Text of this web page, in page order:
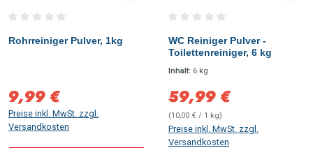
Rohrreiniger Pulver, 1kg
Verkaufspreis:
9,99 €
Preise inkl. MwSt. zzgl.
Versandkosten
WC Reiniger Pulver -
Toilettenreiniger, 6 kg
Inhalt: 6 kg
Verkaufspreis:
59,99 €
(10,00 € / 1 kg)
Preise inkl. MwSt. zzgl.
Versandkosten